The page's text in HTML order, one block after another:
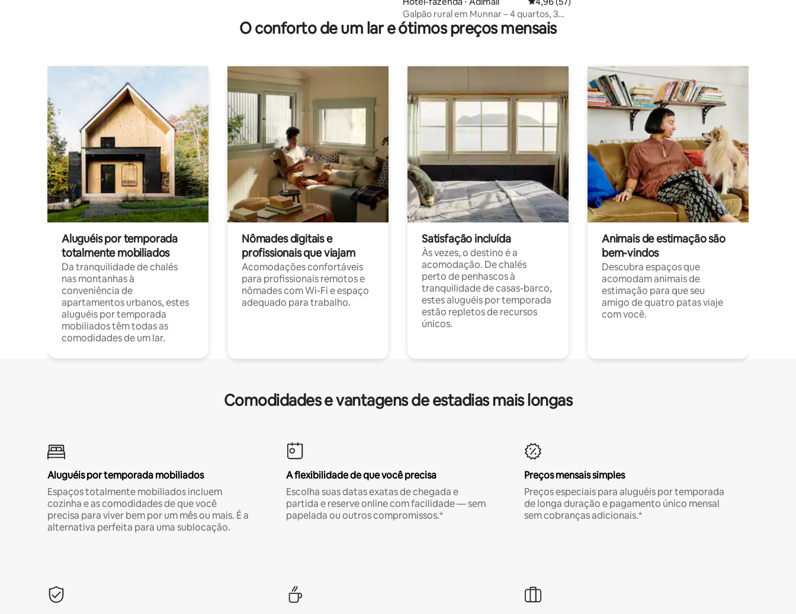
Galpão rural em Munnar – 4 quartos, 3
banheiros, 1 cozinha
O conforto de um lar e ótimos preços mensais
Aluguéis por temporada
totalmente mobiliados
Da tranquilidade de chalés
nas montanhas à
conveniência de
apartamentos urbanos, estes
aluguéis por temporada
mobiliados têm todas as
comodidades de um lar.
Nômades digitais e
profissionais que viajam
Acomodações confortáveis
para profissionais remotos e
nômades com Wi-Fi e espaço
adequado para trabalho.
Satisfação incluída
Às vezes, o destino é a
acomodação. De chalés
perto de penhascos à
tranquilidade de casas-barco,
estes aluguéis por temporada
estão repletos de recursos
únicos.
Animais de estimação são
bem-vindos
Descubra espaços que
acomodam animais de
estimação para que seu
amigo de quatro patas viaje
com você.
Comodidades e vantagens de estadias mais longas
Aluguéis por temporada mobiliados
Espaços totalmente mobiliados incluem
cozinha e as comodidades de que você
precisa para viver bem por um mês ou mais. É a
alternativa perfeita para uma sublocação.
A flexibilidade de que você precisa
Escolha suas datas exatas de chegada e
partida e reserve online com facilidade — sem
papelada ou outros compromissos.*
Preços mensais simples
Preços especiais para aluguéis por temporada
de longa duração e pagamento único mensal
sem cobranças adicionais.*